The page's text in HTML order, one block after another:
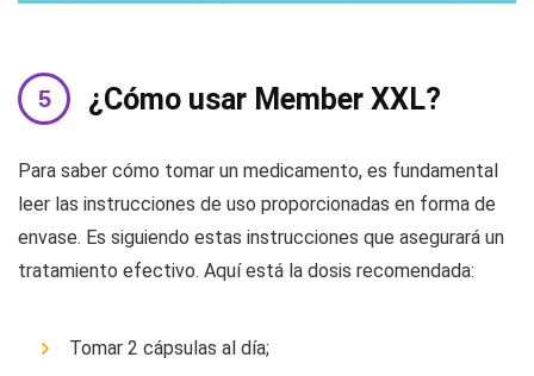
¿Cómo usar Member XXL?
Para saber cómo tomar un medicamento, es fundamental
leer las instrucciones de uso proporcionadas en forma de
envase. Es siguiendo estas instrucciones que asegurará un
tratamiento efectivo. Aquí está la dosis recomendada:
Tomar 2 cápsulas al día;